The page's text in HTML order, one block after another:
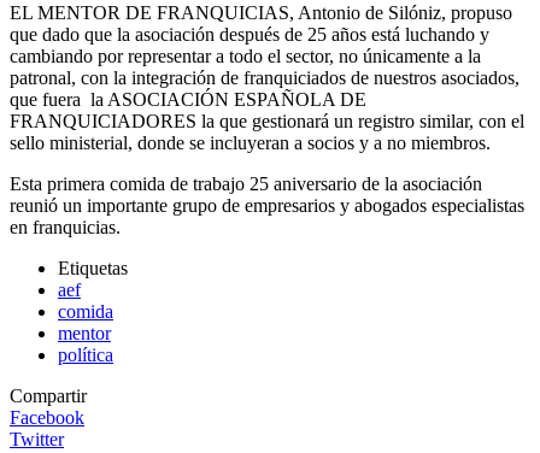
EL MENTOR DE FRANQUICIAS, Antonio de Silóniz, propuso
que dado que la asociación después de 25 años está luchando y
cambiando por representar a todo el sector, no únicamente a la
patronal, con la integración de franquiciados de nuestros asociados,
que fuera la ASOCIACIÓN ESPAÑOLA DE
FRANQUICIADORES la que gestionará un registro similar, con el
sello ministerial, donde se incluyeran a socios y a no miembros.
Esta primera comida de trabajo 25 aniversario de la asociación
reunió un importante grupo de empresarios y abogados especialistas
en franquicias.
Etiquetas
aef
comida
mentor
política
Compartir
Facebook
Twitter